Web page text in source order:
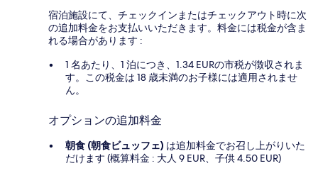
宿泊施設にて、チェックインまたはチェックアウト時に次
の追加料金をお支払いいただきます。料金には税金が含ま
れる場合があります :
1 名あたり、1 泊につき、1.34 EURの市税が徴収されま
す。この税金は 18 歳未満のお子様には適用されませ
ん。
オプションの追加料金
朝食 (朝食ビュッフェ) は追加料金でお召し上がりいた
だけます (概算料金 : 大人 9 EUR、子供 4.50 EUR)